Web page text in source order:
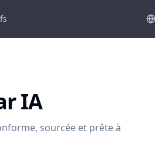
IA
sourcée et prête à